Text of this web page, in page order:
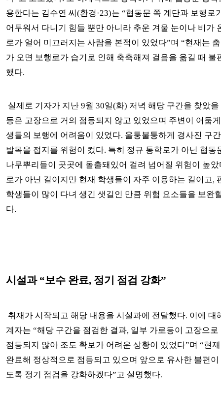
용한다는 김수연 씨(환경·23)는 “협동문 쪽 계단과 보행로
어두워서 다니기 힘들 뿐만 아니라 추운 겨울 눈이나 비가
로가 얼어 미끄러지는 사람을 본적이 있었다”며 “현재는
가 오면 보행로가 습기로 인해 축축해져 걸음을 옮길 때 불
했다.
실제로 기자가 지난 9월 30일(화) 저녁 해당 구간을 찾았
등은 고장으로 거의 점등되지 않고 있었으며 주변이 어둡
생들의 보행에 어려움이 있었다. 울퉁불퉁하게 경사진 구
발목을 접지를 위험이 컸다. 특히 정규 통학로가 아닌 협동
나무뿌리들이 곳곳에 돌출돼있어 걸려 넘어질 위험이 높
로가 아닌 길이지만 현재 학생들이 자주 이용하는 길이고,
학생들이 많이 다녀 생긴 샛길인 만큼 위험 요소들을 보완
다.
시설과 “보수 완료, 정기 점검 강화”
취재가 시작되고 해당 내용을 시설과에 전달했다. 이에 대
계자는 “해당 구간을 점검한 결과, 일부 가로등이 고장으
점등되지 않아 조도 확보가 어려운 상황이 있었다”며 “현
완료해 정상적으로 점등되고 있으며 앞으로 유사한 불편
도록 정기 점검을 강화하겠다”고 설명했다.